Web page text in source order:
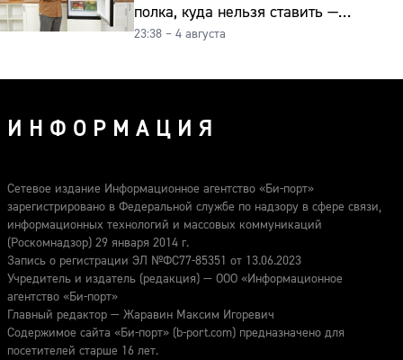
полка, куда нельзя ставить —
превращает свежие продукты
23:38 – 4 августа
ИНФОРМАЦИЯ
Сетевое издание Информационное агентство «Би-порт»
зарегистрировано в Федеральной службе по надзору в сфере связи,
информационных технологий и массовых коммуникаций
(Роскомнадзор) 29 января 2014 г.
Запись о регистрации ЭЛ №ФС77-85351 от 13.06.2023
Учредитель и издатель (редакция) — ООО «Информационное
агентство «Би-порт»
Главный редактор — Жаравин Максим Игоревич
Содержимое сайта «Би-порт» (b-port.com) предназначено для
посетителей старше 16 лет.